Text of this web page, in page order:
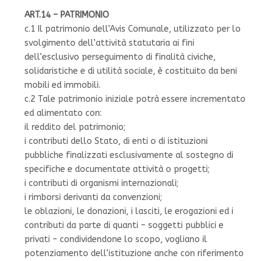
ART.14 – PATRIMONIO
c.1 Il patrimonio dell’Avis Comunale, utilizzato per lo
svolgimento dell’attività statutaria ai fini
dell’esclusivo perseguimento di finalità civiche,
solidaristiche e di utilità sociale, è costituito da beni
mobili ed immobili.
c.2 Tale patrimonio iniziale potrà essere incrementato
ed alimentato con:
il reddito del patrimonio;
i contributi dello Stato, di enti o di istituzioni
pubbliche finalizzati esclusivamente al sostegno di
specifiche e documentate attività o progetti;
i contributi di organismi internazionali;
i rimborsi derivanti da convenzioni;
le oblazioni, le donazioni, i lasciti, le erogazioni ed i
contributi da parte di quanti – soggetti pubblici e
privati – condividendone lo scopo, vogliano il
potenziamento dell’istituzione anche con riferimento